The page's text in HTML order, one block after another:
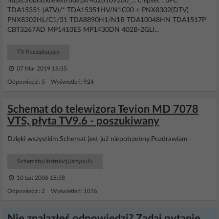
TDA15351 (ATV)/* TDA15351HV/N1C00 + PNX8302(DTV)
PNX8302HL/C1/31 TDA8890H1/N1B TDA10048HN TDA1517P
CBT3267AD MP1410ES MP1430DN 402B-2GLI...
TV Początkujący
07 Mar 2019 18:35
Odpowiedzi: 5 Wyświetleń: 924
Schemat do telewizora Tevion MD 7078
VTS, płyta TV9.6 - poszukiwany
Dzięki wszystkim.Schemat jest już niepotrzebny.Pozdrawiam
Schematu/instrukcji/artykułu
10 Lut 2006 18:38
Odpowiedzi: 2 Wyświetleń: 1076